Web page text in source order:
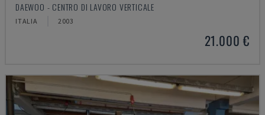
DAEWOO - CENTRO DI LAVORO VERTICALE
ITALIA 2003
21.000 €